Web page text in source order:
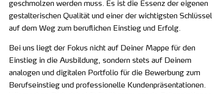
geschmolzen werden muss. Es ist die Essenz der eigenen
gestalterischen Qualität und einer der wichtigsten Schlüssel
auf dem Weg zum beruflichen Einstieg und Erfolg.
Bei uns liegt der Fokus nicht auf Deiner Mappe für den
Einstieg in die Ausbildung, sondern stets auf Deinem
analogen und digitalen Portfolio für die Bewerbung zum
Berufseinstieg und professionelle Kundenpräsentationen.